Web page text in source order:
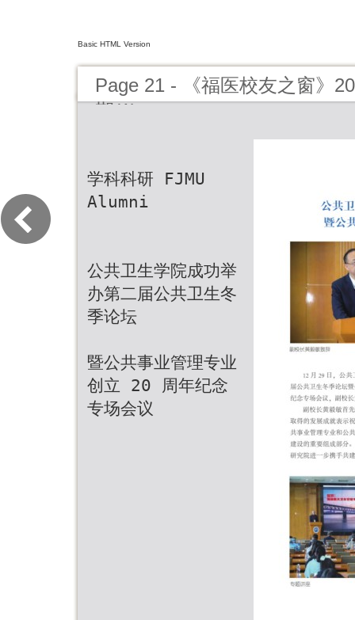
Basic HTML Version
Page 21 - 《福医校友之窗》
期(1)
学科科研 FJMU
Alumni
公共卫生学院成功举
办第二届公共卫生冬
季论坛
暨公共事业管理专业
创立 20 周年纪念
专场会议